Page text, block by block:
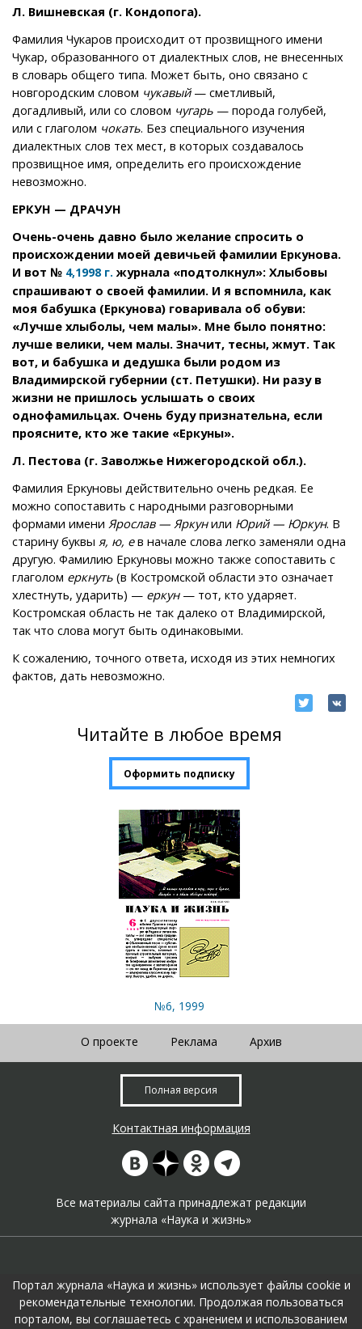
Л. Вишневская (г. Кондопога).
Фамилия Чукаров происходит от прозвищного имени
Чукар, образованного от диалектных слов, не внесенных
в словарь общего типа. Может быть, оно связано с
новгородским словом чукавый— сметливый,
догадливый, или со словом чугарь — порода голубей,
или с глаголом чокать. Без специального изучения
диалектных слов тех мест, в которых создавалось
прозвищное имя, определить его происхождение
невозможно.
ЕРКУН — ДРАЧУН
Очень-очень давно было желание спросить о
происхождении моей девичьей фамилии Еркунова.
И вот № 4,1998 г. журнала «подтолкнул»: Хлыбовы
спрашивают о своей фамилии. И я вспомнила, как
моя бабушка (Еркунова) говаривала об обуви:
«Лучше хлыболы, чем малы». Мне было понятно:
лучше велики, чем малы. Значит, тесны, жмут. Так
вот, и бабушка и дедушка были родом из
Владимирской губернии (ст. Петушки). Ни разу в
жизни не пришлось услышать о своих
однофамильцах. Очень буду признательна, если
проясните, кто же такие «Еркуны».
Л. Пестова (г. Заволжье Нижегородской обл.).
Фамилия Еркуновы действительно очень редкая. Ее
можно сопоставить с народными разговорными
формами имени Ярослав — Яркунили Юрий — Юркун. В
старину буквы я, ю, ев начале слова легко заменяли одна
другую. Фамилию Еркуновы можно также сопоставить с
глаголом еркнуть (в Костромской области это означает
хлестнуть, ударить) — еркун— тот, кто ударяет.
Костромская область не так далеко от Владимирской,
так что слова могут быть одинаковыми.
К сожалению, точного ответа, исходя из этих немногих
фактов, дать невозможно.
Читайте в любое время
Оформить подписку
№6, 1999
О проекте Реклама Архив
Полная версия
Контактная информация
Все материалы сайта принадлежат редакции
журнала «Наука и жизнь»
Портал журнала «Наука и жизнь» использует файлы cookie и
рекомендательные технологии. Продолжая пользоваться
порталом, вы соглашаетесь с хранением и использованием